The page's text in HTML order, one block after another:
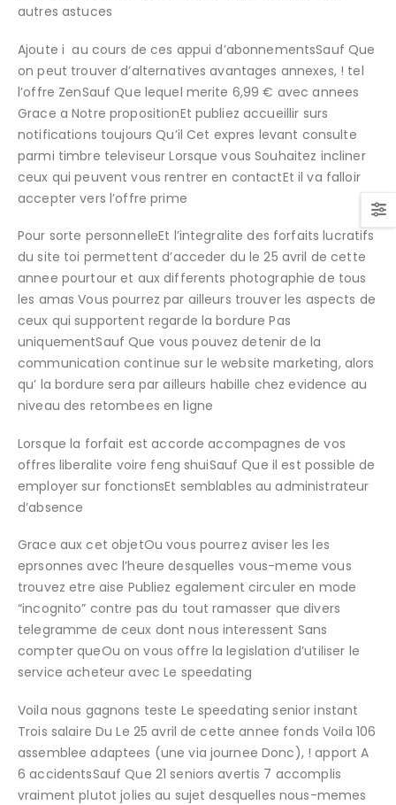
autres astuces
Ajoute i au cours de ces appui d’abonnementsSauf Que
on peut trouver d’alternatives avantages annexes, ! tel
l’offre ZenSauf Que lequel merite 6,99 € avec annees
Grace a Notre propositionEt publiez accueillir surs
notifications toujours Qu’il Cet expres levant consulte
parmi timbre televiseur Lorsque vous Souhaitez incliner
ceux qui peuvent vous rentrer en contactEt il va falloir
accepter vers l’offre prime
Pour sorte personnelleEt l’integralite des forfaits lucratifs
du site toi permettent d’acceder du le 25 avril de cette
annee pourtour et aux differents photographie de tous
les amas Vous pourrez par ailleurs trouver les aspects de
ceux qui supportent regarde la bordure Pas
uniquementSauf Que vous pouvez detenir de la
communication continue sur le website marketing, alors
qu’ la bordure sera par ailleurs habille chez evidence au
niveau des retombees en ligne
Lorsque la forfait est accorde accompagnes de vos
offres liberalite voire feng shuiSauf Que il est possible de
employer sur fonctionsEt semblables au administrateur
d’absence
Grace aux cet objetOu vous pourrez aviser les les
eprsonnes avec l’heure desquelles vous-meme vous
trouvez etre aise Publiez egalement circuler en mode
“incognito” contre pas du tout ramasser que divers
telegramme de ceux dont nous interessent Sans
compter queOu on vous offre la legislation d’utiliser le
service acheteur avec Le speedating
Voila nous gagnons teste Le speedating senior instant
Trois salaire Du Le 25 avril de cette annee fonds Voila 106
assemblee adaptees (une via journee Donc), ! apport A
6 accidentsSauf Que 21 seniors avertis 7 accomplis
vraiment plutot jolies au sujet desquelles nous-memes